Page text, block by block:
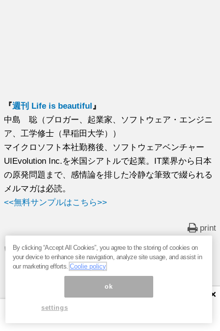
『週刊 Life is beautiful 』
中島 聡（ブロガー、起業家、ソフトウェア・エンジニ
ア、工学修士（早稲田大学））
マイクロソフト本社勤務後、ソフトウェアベンチャー
UIEvolution Inc.を米国シアトルで起業。IT業界から日本
の原発問題まで、感情論を排した冷静な筆致で綴られる
メルマガは必読。
<<無料サンプルはこちら>>
print
いま読まれてます
巨大IT企業が抱える「見えない借金」は250兆円。元Microsoft
エンジニア中島聡が解説する「AIブーム」の危うい裏側
7pay事件が結んだ縁。PayPayとセブン＆アイ資本提携の背景
×
By clicking “Accept All Cookies”, you agree to the storing of cookies on
your device to enhance site navigation, analyze site usage, and assist in
our marketing efforts.Coolie policy
ok
settings